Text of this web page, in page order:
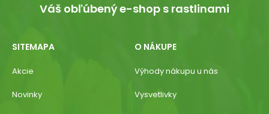
Váš obľúbený e-shop s rastlinami
SITEMAPA
Akcie
Novinky
O NÁKUPE
Výhody nákupu u nás
Vysvetlivky